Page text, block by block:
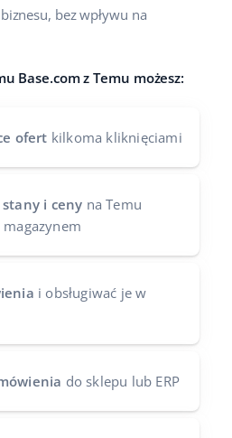
bez wpływu na
Base.com z Temu możesz:
ofert kilkoma kliknięciami
i ceny na Temu
i obsługiwać je w
do sklepu lub ERP